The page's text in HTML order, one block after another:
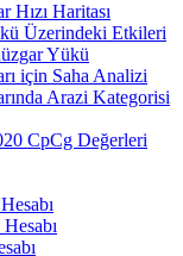
Hızı Haritası
Üzerindeki Etkileri
Yükü
için Saha Analizi
Arazi Kategorisi
CpCg Değerleri